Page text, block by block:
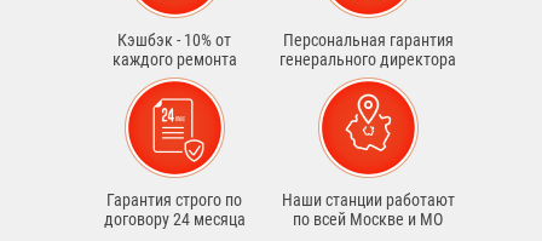
Кэшбэк - 10% от
каждого ремонта
Персональная гарантия
генерального директора
Гарантия строго по
договору 24 месяца
Наши станции работают
по всей Москве и МО